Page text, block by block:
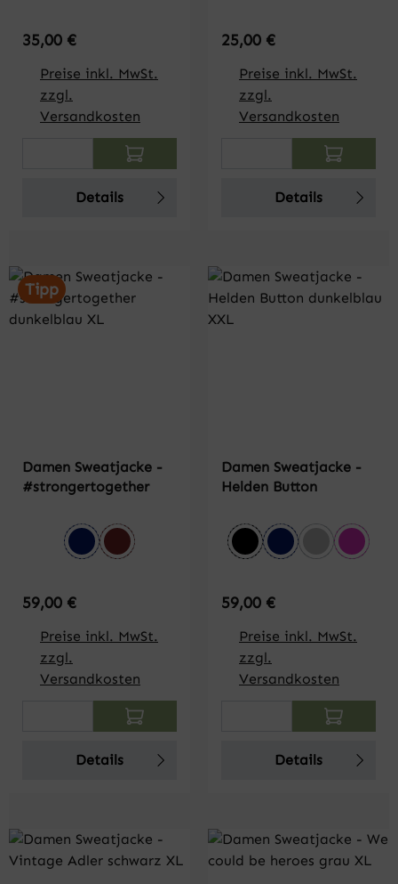
Regulärer Preis:
35,00 €
Preise inkl. MwSt.
zzgl.
Versandkosten
Produkt Anzahl: Gib den gewünschten
Details
Regulärer Preis:
25,00 €
Preise inkl. MwSt.
zzgl.
Versandkosten
Produkt Anzahl:
Details
Tipp
Damen Sweatjacke -
#strongertogether
Farbeauswählen
dunkelblau
burgund
Regulärer Preis:
59,00 €
Preise inkl. MwSt.
zzgl.
Versandkosten
Produkt Anzahl: Gib den gewünschten
Details
Damen Sweatjacke -
Helden Button
Farbeauswählen
schwarzdunkelblaugrau meliert
pink
Regulärer Preis:
59,00 €
Preise inkl. MwSt.
zzgl.
Versandkosten
Produkt Anzahl:
Details